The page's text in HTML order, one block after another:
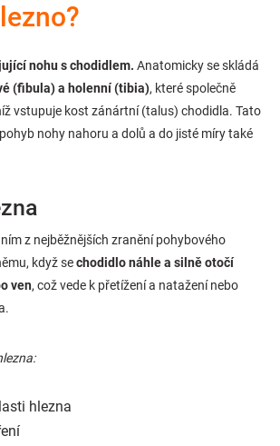
nohu s chodidlem. Anatomicky se skládá
(fibula) a holenní (tibia), které společně
vstupuje kost zánártní (talus) chodidla. Tato
nohy nahoru a dolů a do jisté míry také
z nejběžnějších zranění pohybového
když sechodidlo náhle a silně otočí
ven, což vede k přetížení a natažení nebo
hlezna